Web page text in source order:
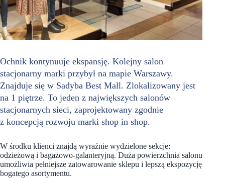
Ochnik kontynuuje ekspansję. Kolejny salon
stacjonarny marki przybył na mapie Warszawy.
Znajduje się w Sadyba Best Mall. Zlokalizowany jest
na 1 piętrze. To jeden z największych salonów
stacjonarnych sieci, zaprojektowany zgodnie
z koncepcją rozwoju marki shop in shop.
W środku klienci znajdą wyraźnie wydzielone sekcje:
odzieżową i bagażowo-galanteryjną. Duża powierzchnia salonu
umożliwia pełniejsze zatowarowanie sklepu i lepszą ekspozycję
bogatego asortymentu.